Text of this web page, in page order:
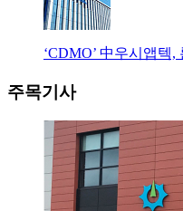
‘CDMO’ 中우시앱텍
주목기사